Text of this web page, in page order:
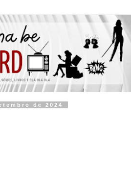
de 2024